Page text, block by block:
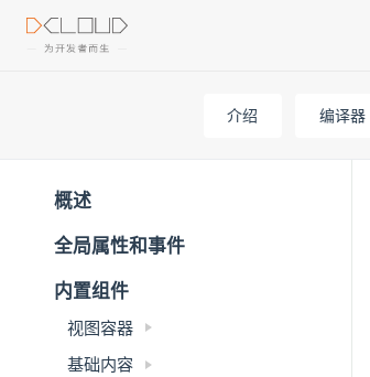
介绍 编译器
概述
全局属性和事件
内置组件
视图容器
基础内容